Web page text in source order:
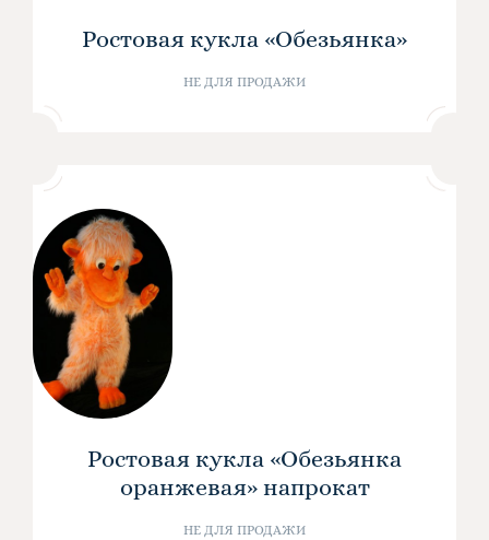
Ростовая кукла «Обезьянка»
НЕ ДЛЯ ПРОДАЖИ
Ростовая кукла «Обезьянка
оранжевая» напрокат
НЕ ДЛЯ ПРОДАЖИ